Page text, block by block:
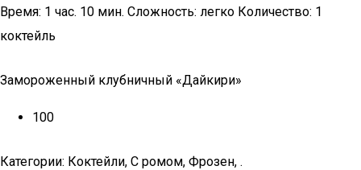
Время: 1 час. 10 мин. Сложность: легко Количество: 1
коктейль
Замороженный клубничный «Дайкири»
100
Категории: Коктейли, С ромом, Фрозен, .